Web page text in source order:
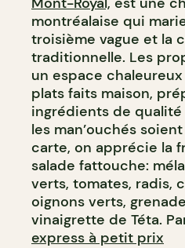
montréalaise qui
troisième vague et la
traditionnelle. Les
un espace
plats faits maison,
ingrédients de
les man’ouchés
carte, on apprécie la
salade fattouche:
verts, tomates, radis,
oignons verts,
vinaigrette de Téta.
express à petit prix